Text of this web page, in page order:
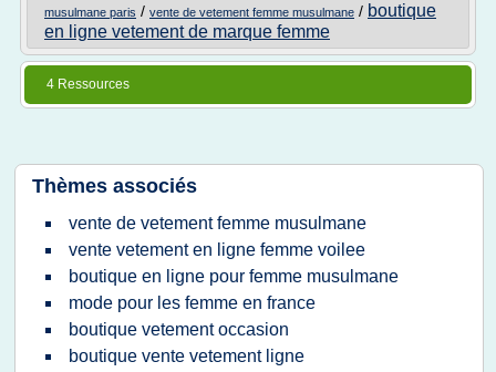
musulmane paris / vente de vetement femme musulmane / boutique
en ligne vetement de marque femme
4 Ressources
Thèmes associés
vente de vetement femme musulmane
vente vetement en ligne femme voilee
boutique en ligne pour femme musulmane
mode pour les femme en france
boutique vetement occasion
boutique vente vetement ligne